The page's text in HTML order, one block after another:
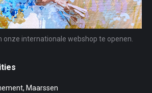
onze internationale webshop te openen.
Maarssen